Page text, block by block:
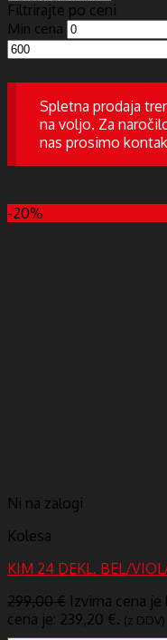
Filtrirajte po ceni
Min cena
Spletna prodaja
na voljo. Za
nas prosimo
-20%
Ni na zalogi
Kolesa
KIM 24 DEKL. BEL/
299,00€ Izvirna cena
cena je: 239,20 €. (z DDV)